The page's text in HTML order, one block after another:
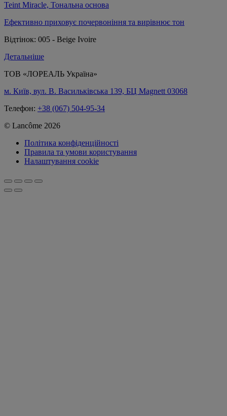
Teint Miracle, Тональна основа
Ефективно приховує почервоніння та вирівнює тон
Відтінок: 005 - Beige Ivoire
Детальніше
ТОВ «ЛОРЕАЛЬ Україна»
м. Київ, вул. В. Васильківська 139, БЦ Magnett 03068
Телефон: +38 (067) 504-95-34
© Lancôme 2026
Політика конфіденційності
Правила та умови користування
Налаштування cookie